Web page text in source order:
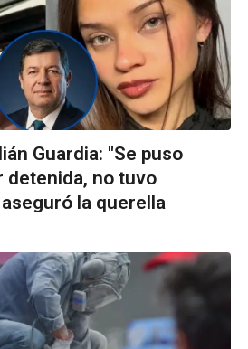
Guardia: "Se puso
detenida, no tuvo
la querella